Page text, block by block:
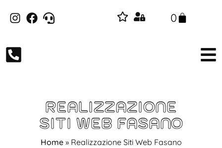
0
REALIZZAZIONE
SITI WEB FASANO
Home» Realizzazione Siti Web Fasano